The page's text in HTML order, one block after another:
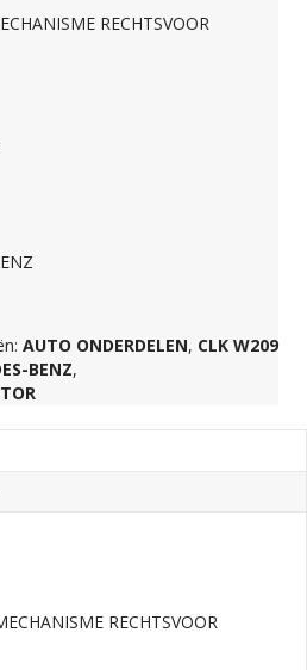
RECHTSVOOR
AUTO ONDERDELEN, CLK W209
BENZ,
RECHTSVOOR